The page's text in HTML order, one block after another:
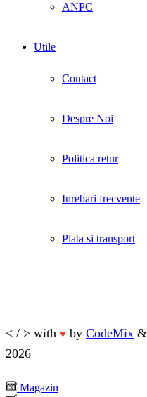
ANPC
Utile
Contact
Despre Noi
Politica retur
Inrebari frecvente
Plata si transport
< / > with ♥ by CodeMix &
2026
Magazin